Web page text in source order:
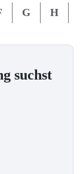
G H
suchst